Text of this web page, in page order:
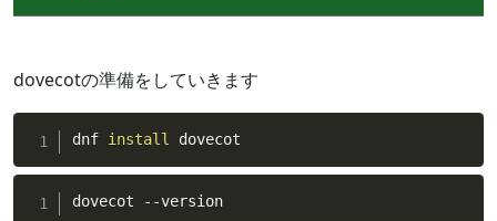
dovecotの準備をしていきます
dnf install dovecot
dovecot --version